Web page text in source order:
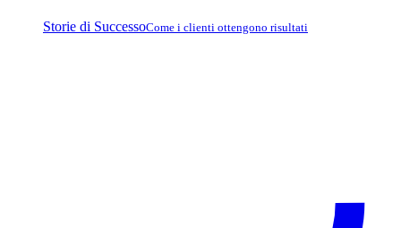
Storie di SuccessoCome i clienti ottengono risultati